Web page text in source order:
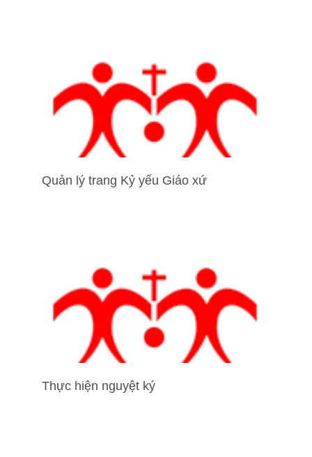
Quản lý trang Kỷ yếu Giáo xứ
Thực hiện nguyệt ký